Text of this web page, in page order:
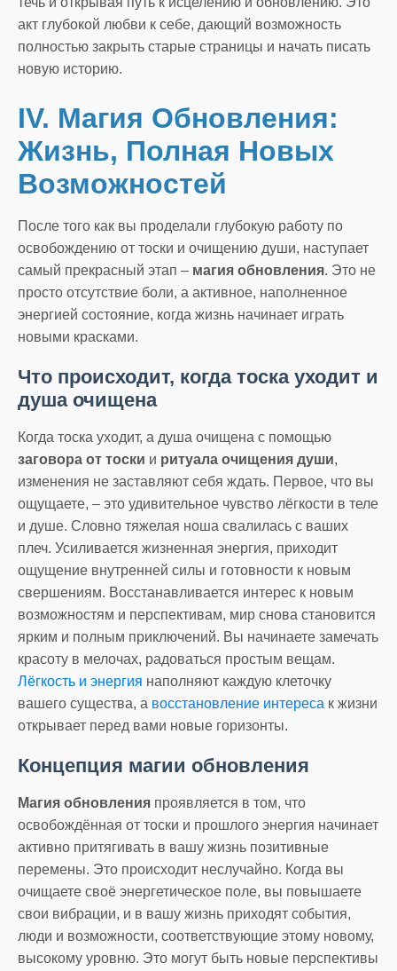
акт глубокой любви к себе, дающий возможность
полностью закрыть старые страницы и начать писать
новую историю.
IV. Магия Обновления:
Жизнь, Полная Новых
Возможностей
После того как вы проделали глубокую работу по
освобождению от тоски и очищению души, наступает
самый прекрасный этап – магия обновления. Это не
просто отсутствие боли, а активное, наполненное
энергией состояние, когда жизнь начинает играть
новыми красками.
Что происходит, когда тоска уходит и
душа очищена
Когда тоска уходит, а душа очищена с помощью
заговора от тоски и ритуала очищения души,
изменения не заставляют себя ждать. Первое, что вы
ощущаете, – это удивительное чувство лёгкости в теле
и душе. Словно тяжелая ноша свалилась с ваших
плеч. Усиливается жизненная энергия, приходит
ощущение внутренней силы и готовности к новым
свершениям. Восстанавливается интерес к новым
возможностям и перспективам, мир снова становится
ярким и полным приключений. Вы начинаете замечать
красоту в мелочах, радоваться простым вещам.
Лёгкость и энергия наполняют каждую клеточку
вашего существа, а восстановление интереса к жизни
открывает перед вами новые горизонты.
Концепция магии обновления
Магия обновления проявляется в том, что
освобождённая от тоски и прошлого энергия начинает
активно притягивать в вашу жизнь позитивные
перемены. Это происходит неслучайно. Когда вы
очищаете своё энергетическое поле, вы повышаете
свои вибрации, и в вашу жизнь приходят события,
люди и возможности, соответствующие этому новому,
высокому уровню. Это могут быть новые перспективы